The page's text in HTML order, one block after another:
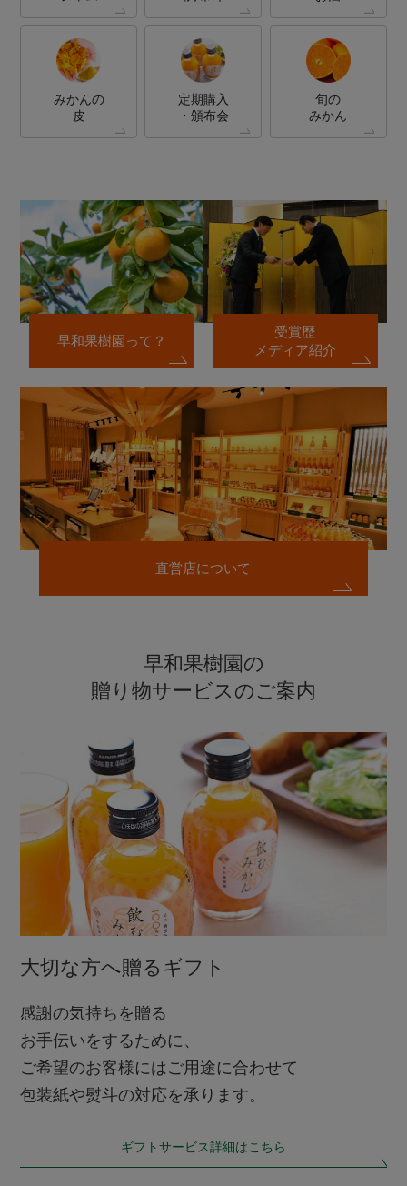
みかんの
皮
定期購入
・頒布会
旬の
みかん
早和果樹園って？
受賞歴
メディア紹介
直営店について
早和果樹園の
贈り物サービスのご案内
大切な方へ贈るギフト
感謝の気持ちを贈る
お手伝いをするために、
ご希望のお客様にはご用途に合わせて
包装紙や熨斗の対応を承ります。
ギフトサービス詳細はこちら